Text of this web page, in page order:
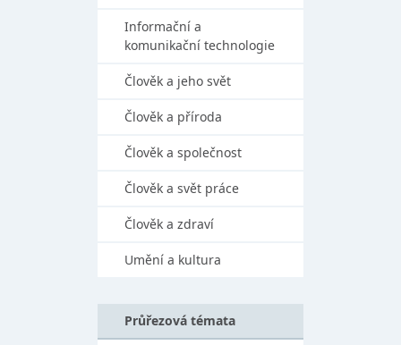
Informační a
komunikační technologie
Člověk a jeho svět
Člověk a příroda
Člověk a společnost
Člověk a svět práce
Člověk a zdraví
Umění a kultura
Průřezová témata